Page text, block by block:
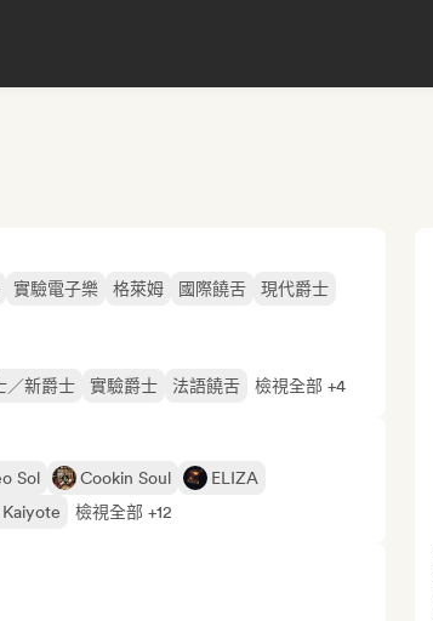
實驗電子樂 格萊姆 國際饒舌
現代爵士
／新爵士 實驗爵士 法語饒舌 檢視全部 +4
Sol Cookin Soul
ELIZA
檢視全部 +12